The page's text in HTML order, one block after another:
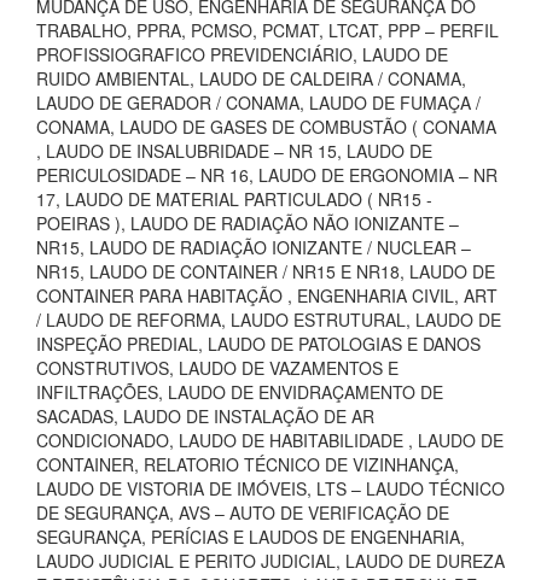
MUDANÇA DE USO, ENGENHARIA DE SEGURANÇA DO
TRABALHO, PPRA, PCMSO, PCMAT, LTCAT, PPP – PERFIL
PROFISSIOGRAFICO PREVIDENCIÁRIO, LAUDO DE
RUIDO AMBIENTAL, LAUDO DE CALDEIRA / CONAMA,
LAUDO DE GERADOR / CONAMA, LAUDO DE FUMAÇA /
CONAMA, LAUDO DE GASES DE COMBUSTÃO ( CONAMA
, LAUDO DE INSALUBRIDADE – NR 15, LAUDO DE
PERICULOSIDADE – NR 16, LAUDO DE ERGONOMIA – NR
17, LAUDO DE MATERIAL PARTICULADO ( NR15 -
POEIRAS ), LAUDO DE RADIAÇÃO NÃO IONIZANTE –
NR15, LAUDO DE RADIAÇÃO IONIZANTE / NUCLEAR –
NR15, LAUDO DE CONTAINER / NR15 E NR18, LAUDO DE
CONTAINER PARA HABITAÇÃO , ENGENHARIA CIVIL, ART
/ LAUDO DE REFORMA, LAUDO ESTRUTURAL, LAUDO DE
INSPEÇÃO PREDIAL, LAUDO DE PATOLOGIAS E DANOS
CONSTRUTIVOS, LAUDO DE VAZAMENTOS E
INFILTRAÇÕES, LAUDO DE ENVIDRAÇAMENTO DE
SACADAS, LAUDO DE INSTALAÇÃO DE AR
CONDICIONADO, LAUDO DE HABITABILIDADE , LAUDO DE
CONTAINER, RELATORIO TÉCNICO DE VIZINHANÇA,
LAUDO DE VISTORIA DE IMÓVEIS, LTS – LAUDO TÉCNICO
DE SEGURANÇA, AVS – AUTO DE VERIFICAÇÃO DE
SEGURANÇA, PERÍCIAS E LAUDOS DE ENGENHARIA,
LAUDO JUDICIAL E PERITO JUDICIAL, LAUDO DE DUREZA